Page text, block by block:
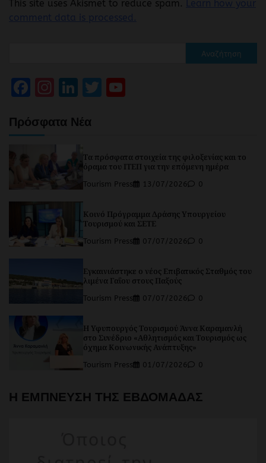
This site uses Akismet to reduce spam.
Αναζήτηση
Facebook
Instagram
LinkedIn
Twitter
Πρόσφατα Νέα
Τα πρόσφατα στοιχεία της φιλοξενίας και το
όραμα του ΙΤΕΠ για την επόμενη ημέρα
Tourism Press 13/07/2026 0
Κοινό Πρόγραμμα Δράσης Υπουργείου
Τουρισμού και ΣΕΤΕ
Tourism Press 07/07/2026 0
Εγκαινιάστηκε ο νέος Επιβατικός Σταθμός του
λιμένα Γαΐου στους Παξούς
Tourism Press 07/07/2026 0
Η Υφυπουργός Τουρισμού Άννα Καραμανλή
στο Συνέδριο «Αθλητισμός και Τουρισμός ως
όχημα Κοινωνικής Ανάπτυξης»
Tourism Press 01/07/2026 0
Η ΕΜΠΝΕΥΣΗ ΤΗΣ ΕΒΔΟΜΑΔΑΣ